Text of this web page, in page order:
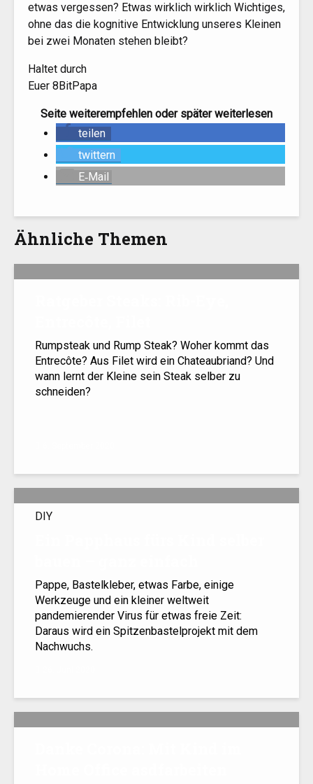
etwas ver­ges­sen? Etwas wirk­lich wirk­lich Wich­ti­ges,
ohne das die kogni­ti­ve Ent­wick­lung unse­res Klei­nen
bei zwei Mona­ten ste­hen bleibt?
Hal­tet durch
Euer 8BitPapa
Sei­te wei­ter­emp­feh­len oder spä­ter weiterlesen
tei­len
twit­tern
E‑Mail
Ähnliche Themen
Rumpsteak und Rump Steak? Woher kommt das
Entrecôte? Aus Filet wird ein Chateaubriand? Und
wann lernt der Kleine sein Steak selber zu
schneiden?
DIY
Pappe, Bastelkleber, etwas Farbe, einige
Werkzeuge und ein kleiner weltweit
pandemierender Virus für etwas freie Zeit:
Daraus wird ein Spitzenbastelprojekt mit dem
Nachwuchs.